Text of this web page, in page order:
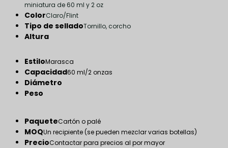
miniatura de 60 ml y 2 oz
ColorClaro/Flint
Tipo de selladoTornillo, corcho
Altura
EstiloMarasca
Capacidad60 ml/2 onzas
Diámetro
Peso
PaqueteCartón o palé
MOQUn recipiente (se pueden mezclar varias botellas)
PrecioContactar para precios al por mayor